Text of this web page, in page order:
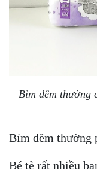
Bỉm đêm thường
Bỉm đêm thường
Bé tè rất nhiều